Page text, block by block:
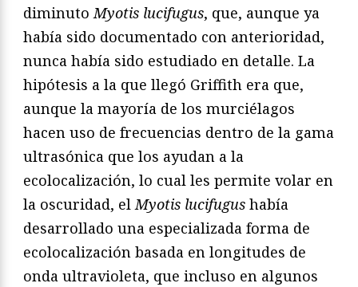
diminutoMyotis lucifugus, que, aunque ya
había sido documentado con anterioridad,
nunca había sido estudiado en detalle. La
hipótesis a la que llegó Griffith era que,
aunque la mayoría de los murciélagos
hacen uso de frecuencias dentro de la gama
ultrasónica que los ayudan a la
ecolocalización, lo cual les permite volar en
la oscuridad, elMyotis lucifugus había
desarrollado una especializada forma de
ecolocalización basada en longitudes de
onda ultravioleta, que incluso en algunos